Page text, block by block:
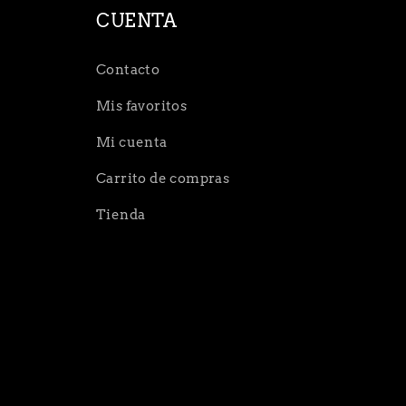
CUENTA
Contacto
Mis favoritos
Mi cuenta
Carrito de compras
Tienda